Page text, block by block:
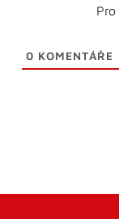
0 KOMENTÁŘE